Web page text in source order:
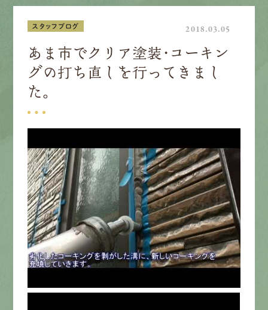
会社案内
採用情報
募集要項
エントリー
有資格者が、無料建物診断いたします!!
0120-44-2605
スタッフブログ 2018.03.05
あま市でクリア塗装・コーキン
グの打ち直しを行ってきまし
た。